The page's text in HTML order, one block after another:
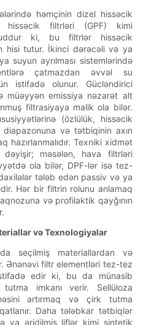
həmçinin dizel hissəcik
filtrləri (GPF) kimi
ki, bu filtrlər hissəcik
hisi tutur. İkinci dərəcəli və ya
suyun ayrılması sistemlərində
çatmazdan əvvəl su
istifadə olunur. Gücləndirici
müəyyən emissiya nəzarət alt
filtrasiyaya malik ola bilər.
(özlülük, hissəcik
və tətbiqinin axın
hazırlanmalıdır. Texniki xidmət
məsələn, hava filtrləri
ola bilər, DPF-lər isə tez-
tələb edən passiv və ya
Hər bir filtrin rolunu anlamaq
və profilaktik qayğının
və Texnologiyalar
seçilmiş materiallardan və
Ənənəvi filtr elementləri tez-tez
edir ki, bu da münasib
imkanı verir. Sellüloza
artırmaq və çirk tutma
Daha tələbkar tətbiqlər
ya əridilmiş liflər kimi sintetik